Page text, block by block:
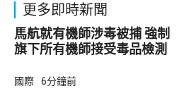
更多即時新聞
馬航就有機師涉毒被捕 強制
旗下所有機師接受毒品檢測
國際 6分鐘前